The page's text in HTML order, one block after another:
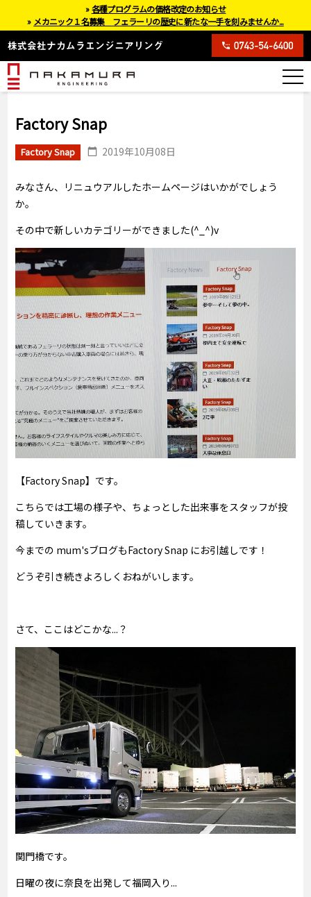
Factory Snap
Factory Snap 2019年10月08日
みなさん、リニュウアルしたホームページはいかがでしょう
か。
その中で新しいカテゴリーができました(^_^)v
【Factory Snap】です。
こちらでは工場の様子や、ちょっとした出来事をスタッフが投
稿していきます。
今までの mum'sブログもFactory Snap にお引越しです！
どうぞ引き続きよろしくおねがいします。
さて、ここはどこかな...？
関門橋です。
日曜の夜に奈良を出発して福岡入り...
»各種プログラムの価格改定のお知らせ
» メカニック１名募集 フェラーリの歴史に新たな一手を刻みませんか...